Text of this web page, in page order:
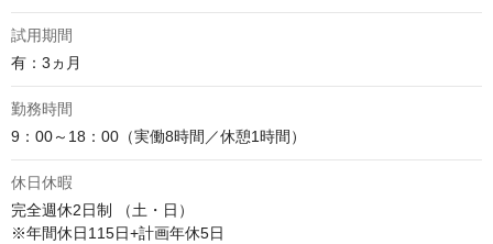
試用期間
有：3ヵ月
勤務時間
9：00～18：00（実働8時間／休憩1時間）
休日休暇
完全週休2日制 （土・日）
※年間休日115日+計画年休5日